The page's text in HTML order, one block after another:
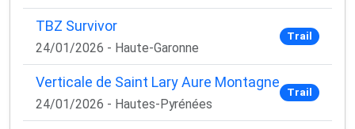
TBZ Survivor
24/01/2026 - Haute-Garonne
Trail
Verticale de Saint Lary Aure Montagne
24/01/2026 - Hautes-Pyrénées
Trail